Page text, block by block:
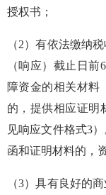
授权书；
（2）有依法缴纳
（响应）截止日前6
障资金的相关材料
的，提供相应证明
见响应文件格式3
函和证明材料的，
（3）具有良好的